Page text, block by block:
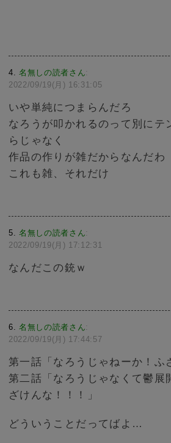
4 名無しの読者さん:
2022/09/19(月) 16:31:05
いや単純につまらんだろ
なろうが叩かれるのって別にテ
らじゃなく
作品の作りが雑だからなんだわ
これも雑、それだけ
5 名無しの読者さん:
2022/09/19(月) 17:12:31
なんだこの銃ｗ
6 名無しの読者さん:
2022/09/19(月) 17:44:57
第一話「なろうじゃねーか！ふ
第二話「なろうじゃなくて鬱展
ざけんな！！！」
どういうことだってばよ…